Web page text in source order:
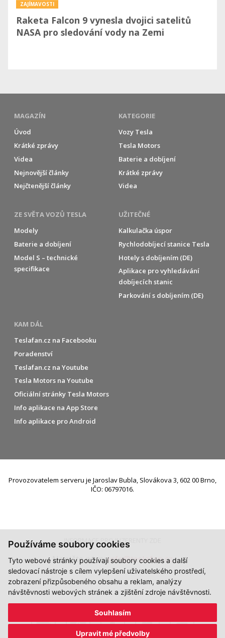
Používáme soubory cookies
Tyto webové stránky používají soubory cookies a další
sledovací nástroje s cílem vylepšení uživatelského prostředí,
zobrazení přizpůsobeného obsahu a reklam, analýzy
návštěvnosti webových stránek a zjištění zdroje návštěvnosti.
Souhlasím
Upravit mé předvolby
Raketa Falcon 9 vynesla dvojici satelitů
NASA pro sledování vody na Zemi
ZAJÍMAVOSTI
MAGAZÍN
Úvod
Krátké zprávy
Videa
Nejnovější články
Nejčtenější články
KATEGORIE
Vozy Tesla
Tesla Motors
Baterie a dobíjení
Krátké zprávy
Videa
ZE SVĚTA VOZŮ TESLA
Modely
Baterie a dobíjení
Model S – technické
specifikace
UŽITEČNÉ
Kalkulačka úspor
Rychlodobíjecí stanice Tesla
Hotely s dobíjením (DE)
Aplikace pro vyhledávání
dobíjecích stanic
Parkování s dobíjením (DE)
KAM DÁL
Teslafan.cz na Facebooku
Poradenství
Teslafan.cz na Youtube
Tesla Motors na Youtube
Oficiální stránky Tesla Motors
Info aplikace na App Store
Info aplikace pro Android
Provozovatelem serveru je Jaroslav Bubla, Slovákova 3, 602 00 Brno,
IČO: 06797016.
INFORMACE PRO INZERENTY ZDE
Napište nám:info@teslafan.cz